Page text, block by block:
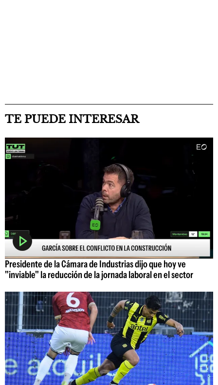
TE PUEDE INTERESAR
Presidente de la Cámara de Industrias dijo que hoy ve
"inviable" la reducción de la jornada laboral en el sector